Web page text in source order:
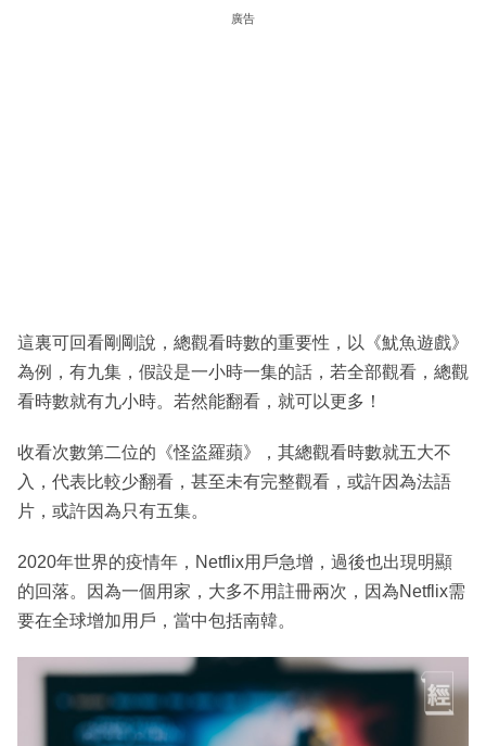
廣告
這裏可回看剛剛說，總觀看時數的重要性，以《魷魚遊戲》
為例，有九集，假設是一小時一集的話，若全部觀看，總觀
看時數就有九小時。若然能翻看，就可以更多！
收看次數第二位的《怪盜羅蘋》，其總觀看時數就五大不
入，代表比較少翻看，甚至未有完整觀看，或許因為法語
片，或許因為只有五集。
2020年世界的疫情年，Netflix用戶急增，過後也出現明顯
的回落。因為一個用家，大多不用註冊兩次，因為Netflix需
要在全球增加用戶，當中包括南韓。